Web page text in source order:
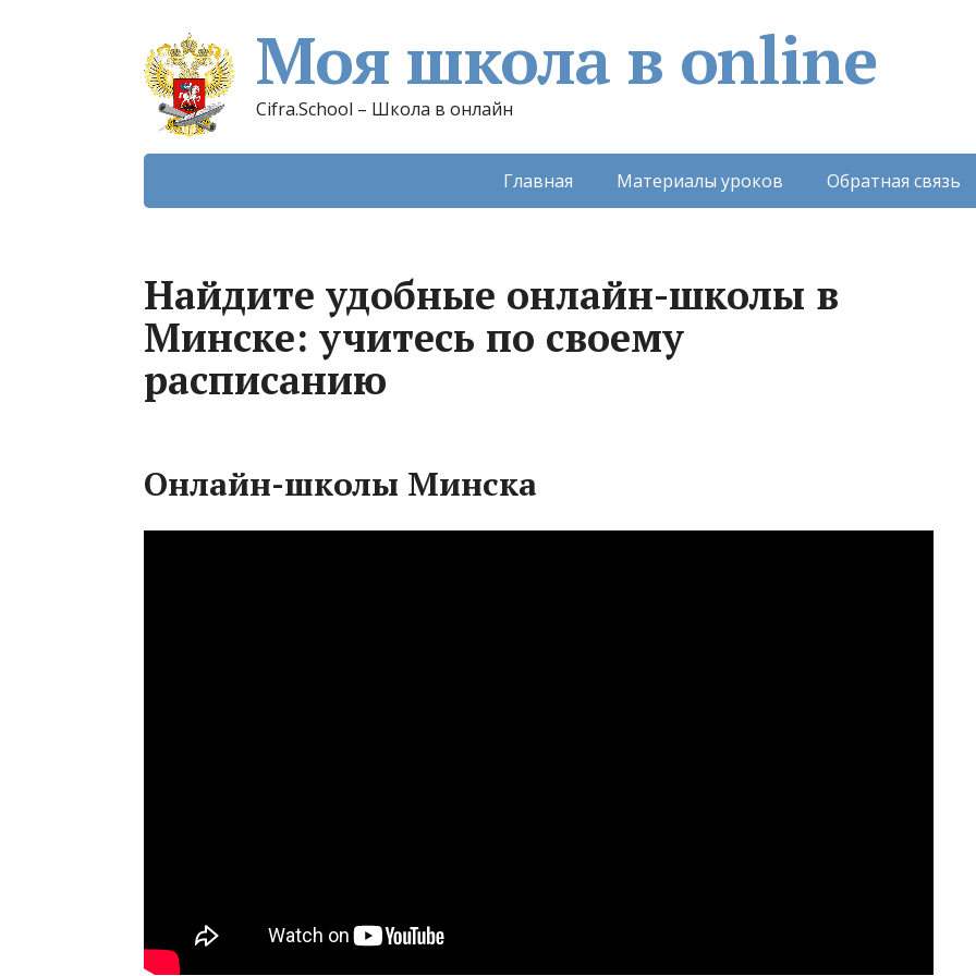
Моя школа в online
Cifra.School – Школа в онлайн
Главная Материалы уроков Обратная связь
Найдите удобные онлайн-школы в
Минске: учитесь по своему
расписанию
Онлайн-школы Минска